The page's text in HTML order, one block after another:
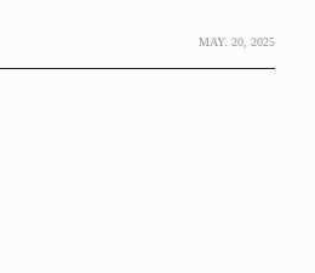
MAY. 20, 2025